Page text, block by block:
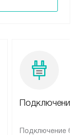
Подключение
Подключение